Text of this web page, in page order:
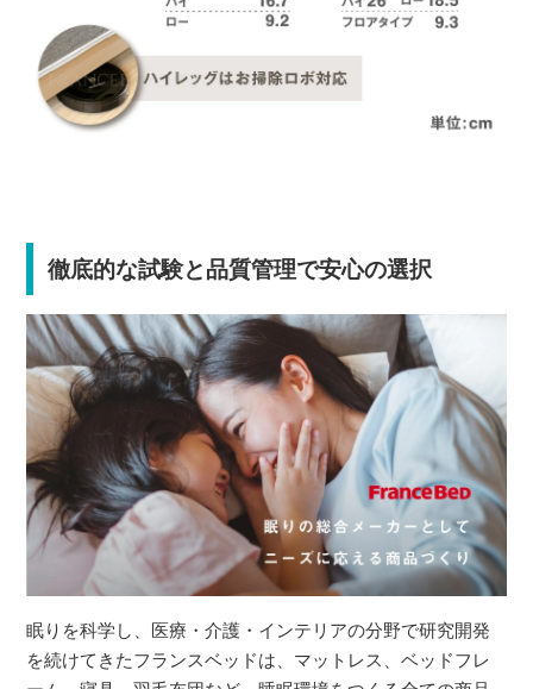
徹底的な試験と品質管理で安心の選択
眠りを科学し、医療・介護・インテリアの分野で研究開発
を続けてきたフランスベッドは、マットレス、ベッドフレ